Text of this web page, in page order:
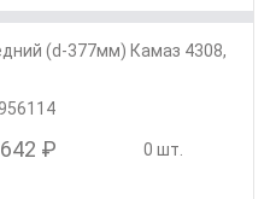
(d-377мм) Камаз 4308,
₽ 0 шт.